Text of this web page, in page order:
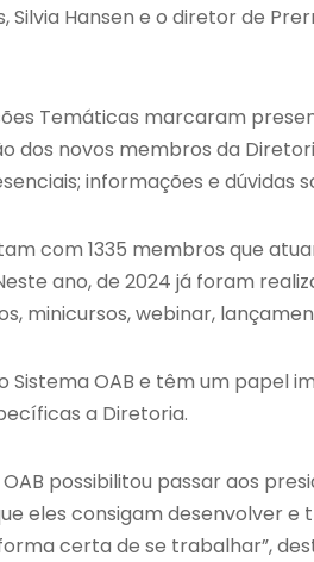
Hansen e o diretor de
Temáticas marcaram
dos novos membros da
informações e dúvidas
com 1335 membros que
ano, de 2024 já foram
minicursos, webinar,
OAB e têm um papel
a Diretoria.
possibilitou passar aos
eles consigam desenvolver e
certa de se trabalhar”,